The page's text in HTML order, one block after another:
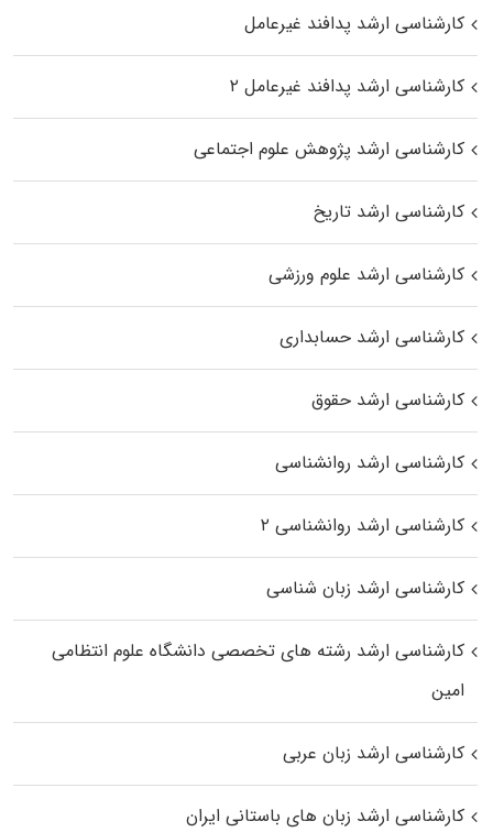
کارشناسی ارشد پدافند غیرعامل
کارشناسی ارشد پدافند غیرعامل ۲
کارشناسی ارشد پژوهش علوم اجتماعی
کارشناسی ارشد تاریخ
کارشناسی ارشد علوم ورزشی
کارشناسی ارشد حسابداری
کارشناسی ارشد حقوق
کارشناسی ارشد روانشناسی
کارشناسی ارشد روانشناسی ۲
کارشناسی ارشد زبان شناسی
کارشناسی ارشد رﺷﺘﻪ ﻫﺎی تخصصی داﻧﺸﮕﺎه ﻋﻠﻮم انتظامی
اﻣﻴﻦ
کارشناسی ارشد زبان عربی
کارشناسی ارشد زبان‌ های باستانی ایران